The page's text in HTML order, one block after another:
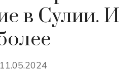
в Сулии. И
11.05.2024